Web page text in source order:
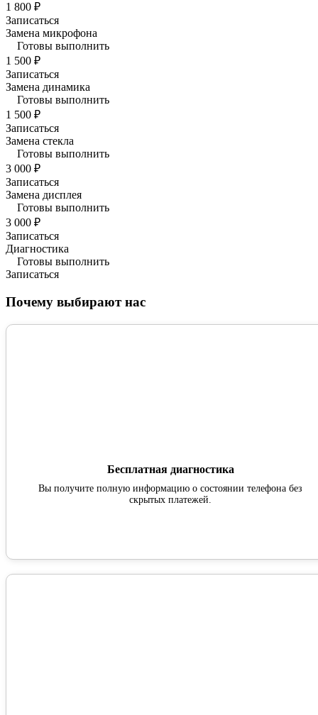
1 800 ₽
Записаться
Замена микрофона
Готовы выполнить
1 500 ₽
Записаться
Замена динамика
Готовы выполнить
1 500 ₽
Записаться
Замена стекла
Готовы выполнить
3 000 ₽
Записаться
Замена дисплея
Готовы выполнить
3 000 ₽
Записаться
Диагностика
Готовы выполнить
Записаться
Почему выбирают нас
Бесплатная диагностика
Вы получите полную информацию о состоянии телефона без
скрытых платежей.